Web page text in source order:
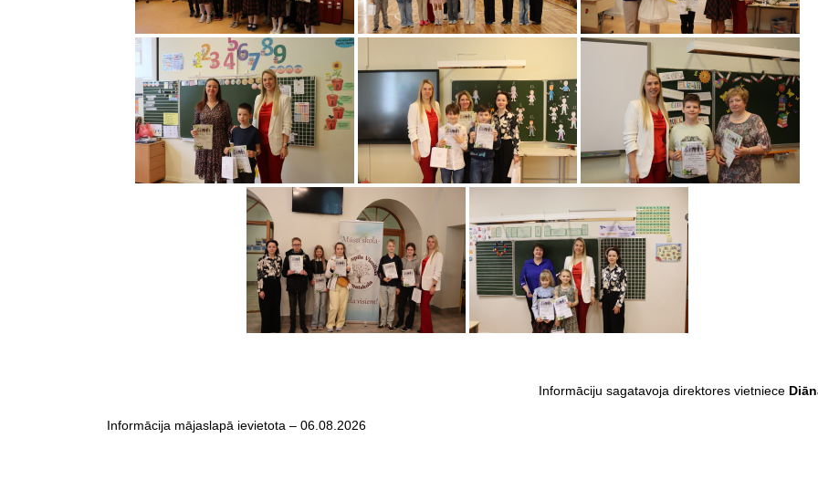
Informāciju sagatavoja direktores vietniece
Informācija mājaslapā ievietota – 06.08.2026